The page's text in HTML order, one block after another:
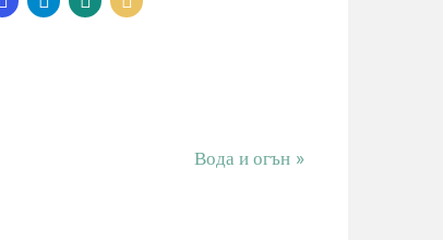
N
Вода и огън